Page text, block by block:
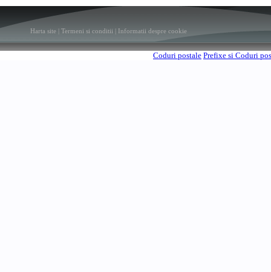
Harta site | Termeni si conditii | Informatii despre cookie
Coduri postale Prefixe si Coduri